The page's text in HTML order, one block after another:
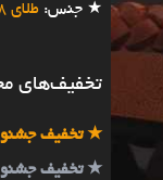
★ جنس: طلای 18 عیار (با حک کد طلای 18 عیار پشت کار)
تخفیف‌های
★تخفیف جشنواره
★تخفیف